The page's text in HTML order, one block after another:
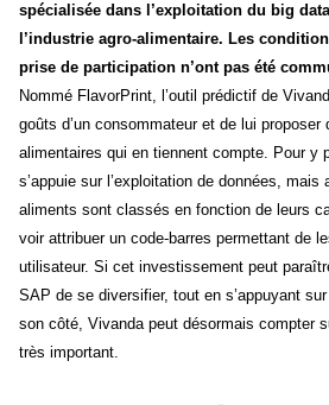
spécialisée dans l’exploitation du big
l’industrie agro-alimentaire. Les
prise de participation n’ont pas été
Nommé FlavorPrint, l’outil prédictif de
goûts d’un consommateur et de lui proposer
alimentaires qui en tiennent compte. Pour y
s’appuie sur l’exploitation de données,
aliments sont classés en fonction de leurs
voir attribuer un code-barres permettant de
utilisateur. Si cet investissement peut
SAP de se diversifier, tout en s’appuyant
son côté, Vivanda peut désormais compter
très important.